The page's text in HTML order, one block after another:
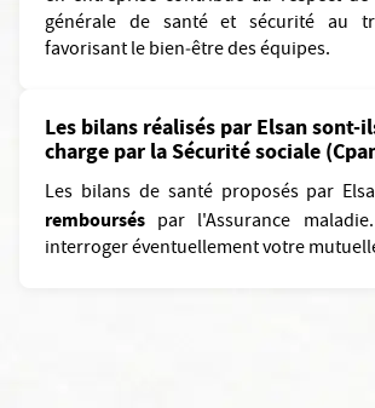
générale de santé et sécurité au
favorisant le bien‑être des équipes.
Les bilans réalisés par Elsan sont-
charge par la Sécurité sociale
Les bilans de santé proposés par
remboursés par l'Assurance
interroger éventuellement votre